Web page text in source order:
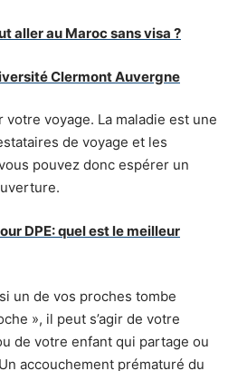
aller au Maroc sans visa ?
Clermont Auvergne
voyage. La maladie est une
de voyage et les
pouvez donc espérer un
DPE: quel est le meilleur
un de vos proches tombe
», il peut s’agir de votre
de votre enfant qui partage ou
accouchement prématuré du